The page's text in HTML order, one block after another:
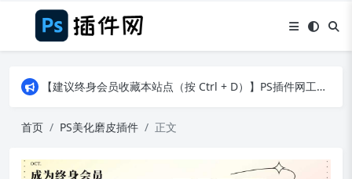
【建议终身会员收藏本站点（按 Ctrl + D）】PS插件网工作日8：30准时更新！（特殊原因除外）
【建议终身会员收藏本站点（按 Ctrl + D）】PS插件网工作日8：30准时更新！（特殊原因除外）
首页 PS美化磨皮插件 正文